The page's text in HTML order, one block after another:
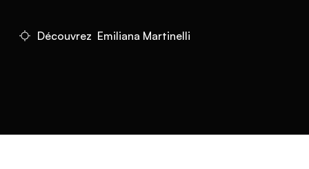
Découvrez Emiliana Martinelli